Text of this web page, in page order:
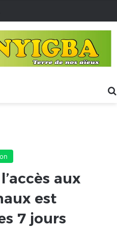
ce que je ferai des « Évalas »
aux
est
7 jours